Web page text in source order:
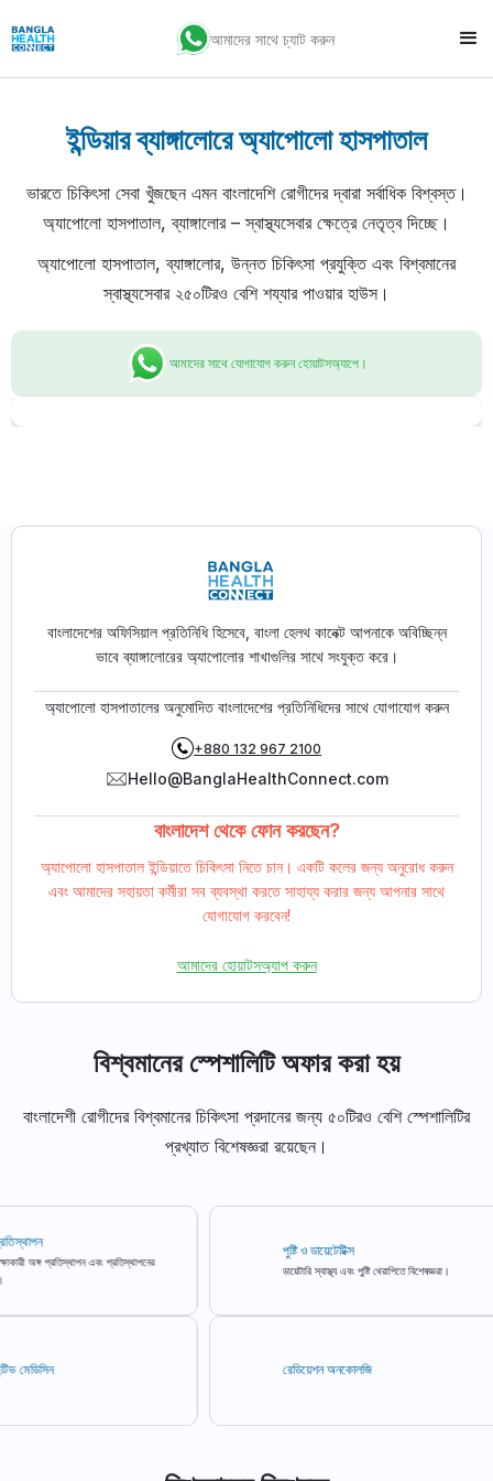
আমাদের সাথে চ্যাট করুন
ইন্ডিয়ার ব্যাঙ্গালোরে অ্যাপোলো হাসপাতাল
ভারতে চিকিৎসা সেবা খুঁজছেন এমন বাংলাদেশি রোগীদের দ্বারা সর্বাধিক বিশ্বস্ত।
অ্যাপোলো হাসপাতাল, ব্যাঙ্গালোর – স্বাস্থ্যসেবার ক্ষেত্রে নেতৃত্ব দিচ্ছে।
অ্যাপোলো হাসপাতাল, ব্যাঙ্গালোর, উন্নত চিকিৎসা প্রযুক্তি এবং বিশ্বমানের
স্বাস্থ্যসেবার ২৫০টিরও বেশি শয্যার পাওয়ার হাউস।
আমাদের সাথে যোগাযোগ করুন হোয়াটসঅ্যাপে।
বাংলাদেশের অফিসিয়াল প্রতিনিধি হিসেবে, বাংলা হেলথ কানেক্ট আপনাকে অবিচ্ছিন্ন
ভাবে ব্যাঙ্গালোরের অ্যাপোলোর শাখাগুলির সাথে সংযুক্ত করে।
অ্যাপোলো হাসপাতালের অনুমোদিত বাংলাদেশের প্রতিনিধিদের সাথে যোগাযোগ করুন
+880 132 967 2100
Hello@BanglaHealthConnect.com
বাংলাদেশ থেকে ফোন করছেন?
অ্যাপোলো হাসপাতাল ইন্ডিয়াতে চিকিৎসা নিতে চান। একটি কলের জন্য অনুরোধ করুন
এবং আমাদের সহায়তা কর্মীরা সব ব্যবস্থা করতে সাহায্য করার জন্য আপনার সাথে
যোগাযোগ করবেন!
আমাদের হোয়াটসঅ্যাপ করুন
বিশ্বমানের স্পেশালিটি অফার করা হয়
বাংলাদেশী রোগীদের বিশ্বমানের চিকিৎসা প্রদানের জন্য ৫০টিরও বেশি স্পেশালিটির
প্রখ্যাত বিশেষজ্ঞরা রয়েছেন।
প্রতিস্থাপন এবং প্রতিস্থাপনের
পুষ্টি ও ডায়েটেটিক্স
ডায়েটারি স্বাস্থ্য এবং পুষ্টি থেরাপিতে বিশেষজ্ঞরা।
রেডিয়েশন অনকোলজি